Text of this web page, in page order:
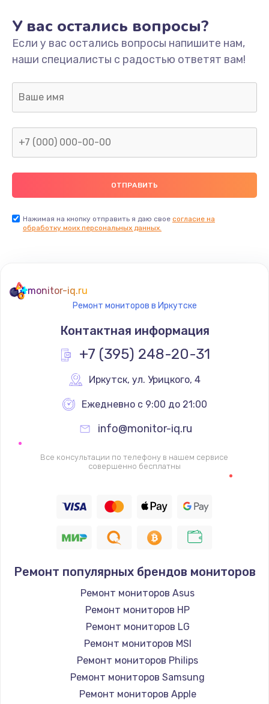
У вас остались вопросы?
Если у вас остались вопросы напишите нам,
наши специалисты с радостью ответят вам!
Нажимая на кнопку отправить я даю свое согласие на
обработку моих персональных данных.
monitor-iq.ru
Ремонт мониторов в Иркутске
Контактная информация
+7 (395) 248-20-31
Иркутск, ул. Урицкого, 4
Ежедневно с 9:00 до 21:00
info@monitor-iq.ru
Все консультации по телефону в нашем сервисе
совершенно бесплатны
Ремонт популярных брендов мониторов
Ремонт мониторов Asus
Ремонт мониторов HP
Ремонт мониторов LG
Ремонт мониторов MSI
Ремонт мониторов Philips
Ремонт мониторов Samsung
Ремонт мониторов Apple